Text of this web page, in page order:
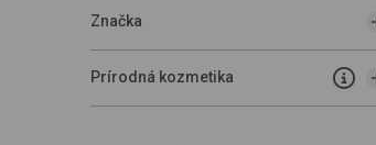
Značka
Prírodná kozmetika